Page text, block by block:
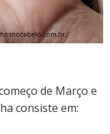
de Março e
consiste em: